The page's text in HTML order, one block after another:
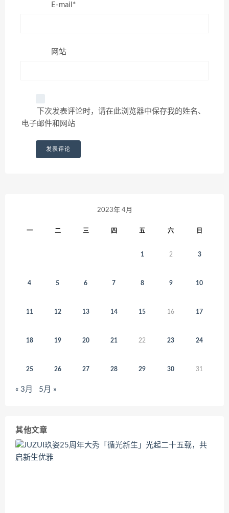
E-mail*
网站
下次发表评论时，请在此浏览器中保存我的姓名、
电子邮件和网站
2023年 4月
一 二 三 四 五 六 日
1 2 3
4 5 6 7 8 9 10
11 12 13 14 15 16 17
18 19 20 21 22 23 24
25 26 27 28 29 30 31
« 3月 5月 »
其他文章